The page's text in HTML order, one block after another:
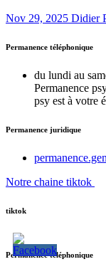
Nov 29, 2025 Didier
Permanence téléphonique
du lundi au
Permanence
psy est à votre
Permanence juridique
Notre chaine tiktok
tiktok
Permanence téléphonique